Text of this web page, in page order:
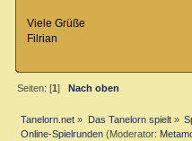
Viele Grüße
Filrian
Seiten: [1]Nach oben
Tanelorn.net » Das Tanelorn spielt»
Online-Spielrunden (Moderator: